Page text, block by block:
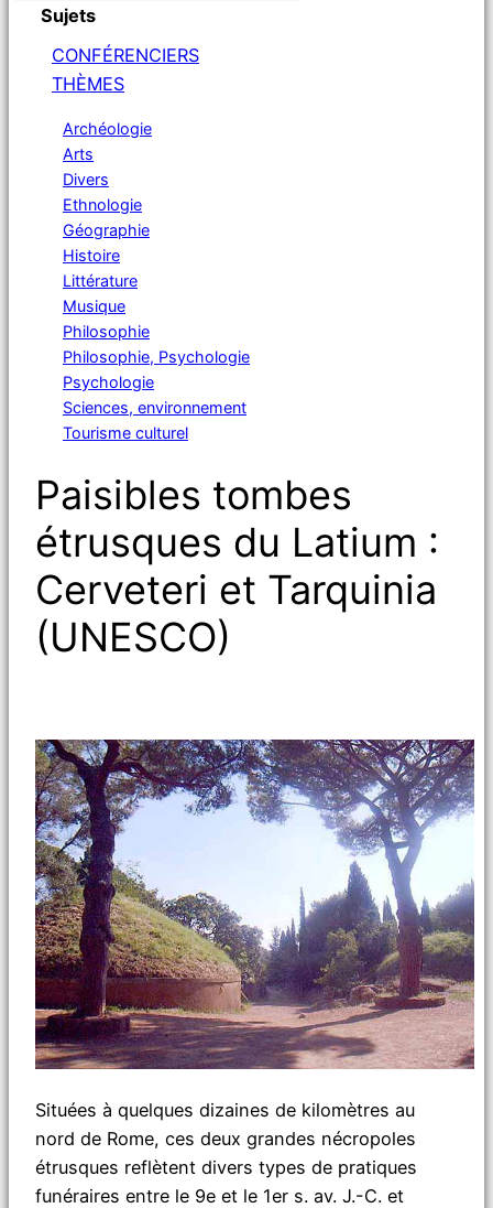
Sujets
CONFÉRENCIERS
THÈMES
Archéologie
Arts
Divers
Ethnologie
Géographie
Histoire
Littérature
Musique
Philosophie
Philosophie, Psychologie
Psychologie
Sciences, environnement
Tourisme culturel
Paisibles tombes
étrusques du Latium :
Cerveteri et Tarquinia
(UNESCO)
Situées à quelques dizaines de kilomètres au
nord de Rome, ces deux grandes nécropoles
étrusques reflètent divers types de pratiques
funéraires entre le 9e et le 1er s. av. J.-C. et